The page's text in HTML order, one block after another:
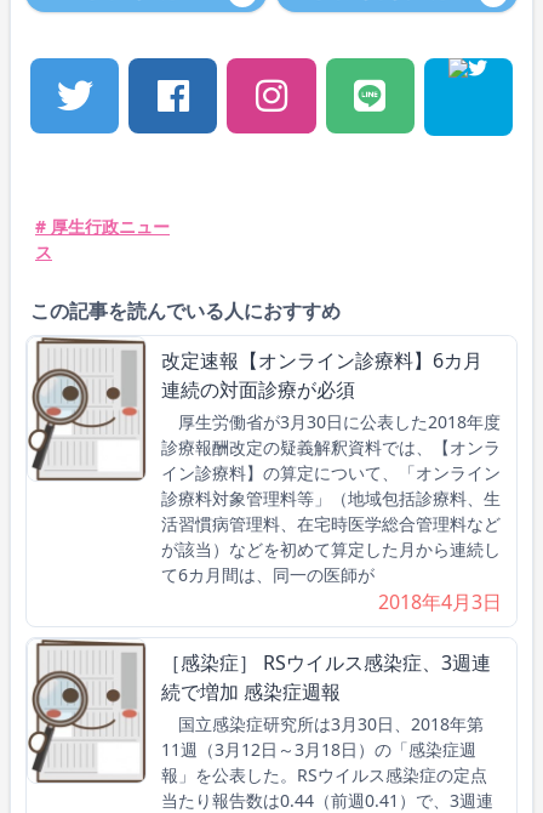
# 厚生行政ニュー
ス
この記事を読んでいる人におすすめ
改定速報【オンライン診療料】6カ月
連続の対面診療が必須
厚生労働省が3月30日に公表した2018年度
診療報酬改定の疑義解釈資料では、【オンラ
イン診療料】の算定について、「オンライン
診療料対象管理料等」（地域包括診療料、生
活習慣病管理料、在宅時医学総合管理料など
が該当）などを初めて算定した月から連続し
て6カ月間は、同一の医師が
2018年4月3日
［感染症］ RSウイルス感染症、3週連
続で増加 感染症週報
国立感染症研究所は3月30日、2018年第
11週（3月12日～3月18日）の「感染症週
報」を公表した。RSウイルス感染症の定点
当たり報告数は0.44（前週0.41）で、3週連